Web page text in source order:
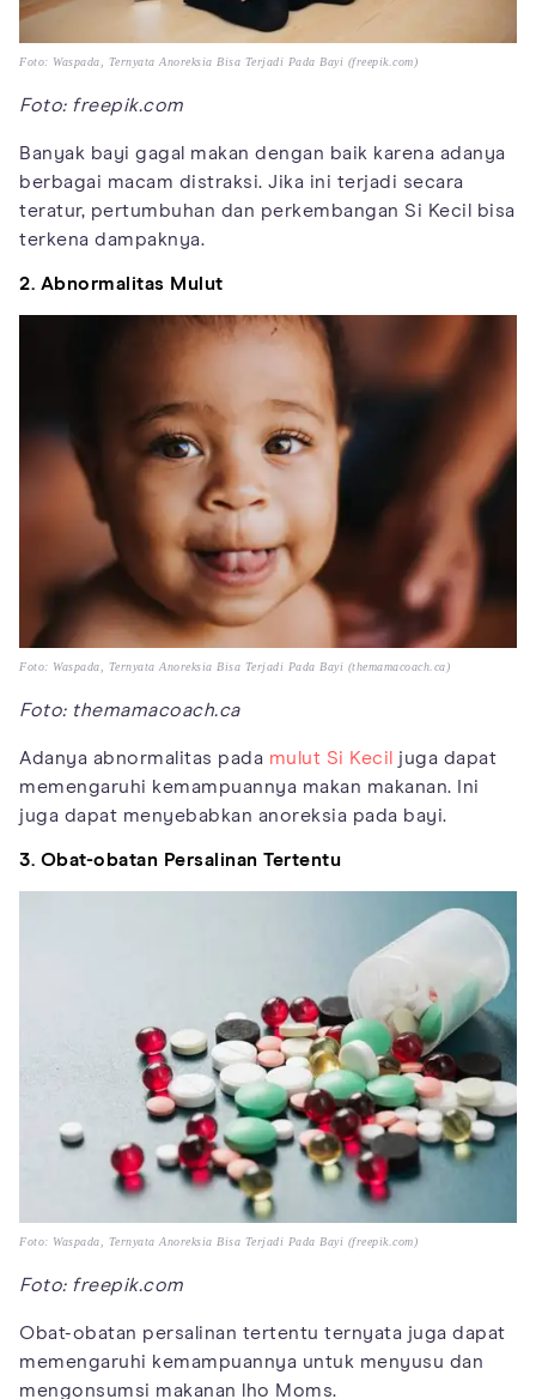
Foto: Waspada, Ternyata Anoreksia Bisa Terjadi Pada Bayi (freepik.com)
Foto: freepik.com
Banyak bayi gagal makan dengan baik karena adanya
berbagai macam distraksi. Jika ini terjadi secara
teratur, pertumbuhan dan perkembangan Si Kecil bisa
terkena dampaknya.
2. Abnormalitas Mulut
Foto: Waspada, Ternyata Anoreksia Bisa Terjadi Pada Bayi (themamacoach.ca)
Foto: themamacoach.ca
Adanya abnormalitas pada mulut Si Kecil juga dapat
memengaruhi kemampuannya makan makanan. Ini
juga dapat menyebabkan anoreksia pada bayi.
3. Obat-obatan Persalinan Tertentu
Foto: Waspada, Ternyata Anoreksia Bisa Terjadi Pada Bayi (freepik.com)
Foto: freepik.com
Obat-obatan persalinan tertentu ternyata juga dapat
memengaruhi kemampuannya untuk menyusu dan
mengonsumsi makanan lho Moms.